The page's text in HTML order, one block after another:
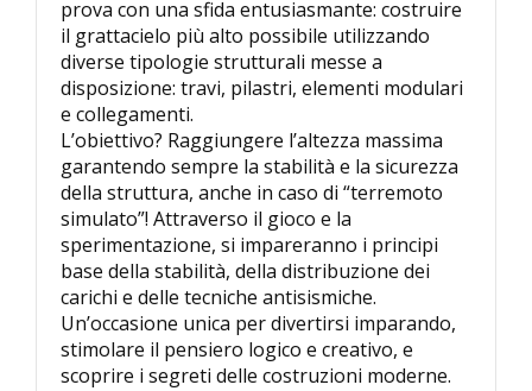
prova con una sfida entusiasmante: costruire
il grattacielo più alto possibile utilizzando
diverse tipologie strutturali messe a
disposizione: travi, pilastri, elementi modulari
e collegamenti.
L’obiettivo? Raggiungere l’altezza massima
garantendo sempre la stabilità e la sicurezza
della struttura, anche in caso di “terremoto
simulato”! Attraverso il gioco e la
sperimentazione, si impareranno i principi
base della stabilità, della distribuzione dei
carichi e delle tecniche antisismiche.
Un’occasione unica per divertirsi imparando,
stimolare il pensiero logico e creativo, e
scoprire i segreti delle costruzioni moderne.